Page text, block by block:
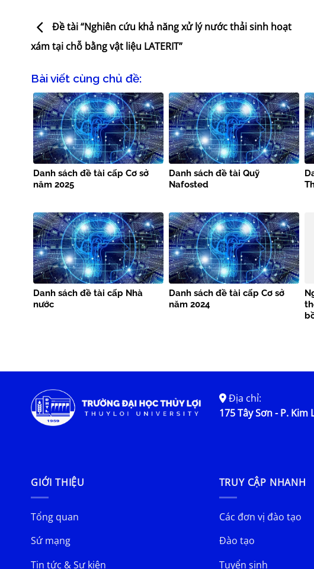
Đề tài “Nghiên cứu khả năng xử lý nước thải sinh hoạt
xám tại chỗ bằng vật liệu LATERIT”
Bài viết cùng chủ đề:
Danh sách đề tài cấp Cơ sở
năm 2025
Danh sách đề tài Quỹ
Nafosted
Danh sách đề tài cấp Nhà
nước
Danh sách đề tài cấp Cơ sở
năm 2024
Địa chỉ:
175 Tây Sơn - P. Kim
GIỚI THIỆU
Tổng quan
Sứ mạng
Tin tức & Sự kiện
TRUY CẬP NHANH
Các đơn vị đào tạo
Đào tạo
Tuyển sinh